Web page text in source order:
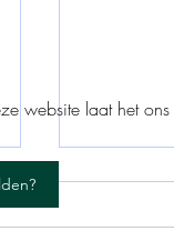
website laat het ons